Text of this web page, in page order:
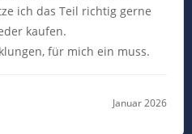
ich das Teil richtig gerne
kaufen.
für mich ein muss.
Januar 2026